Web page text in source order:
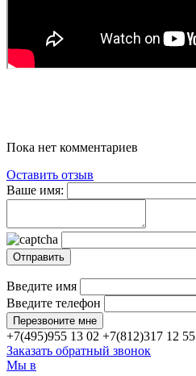
Пока нет комментариев
Оставить отзыв
Ваше имя:
Введите имя
Введите телефон
+7(495)955 13 02 +7(812)317 12 55
Заказать обратный звонок
Мы в